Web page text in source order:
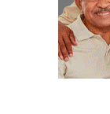
en 2025 a más
sentencia que